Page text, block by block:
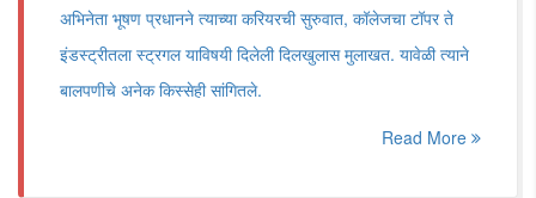
अभिनेता भूषण प्रधानने त्याच्या करियरची सुरुवात, कॉलेजचा टॉपर ते
इंडस्ट्रीतला स्ट्रगल याविषयी दिलेली दिलखुलास मुलाखत. यावेळी त्याने
बालपणीचे अनेक किस्सेही सांगितले.
Read More